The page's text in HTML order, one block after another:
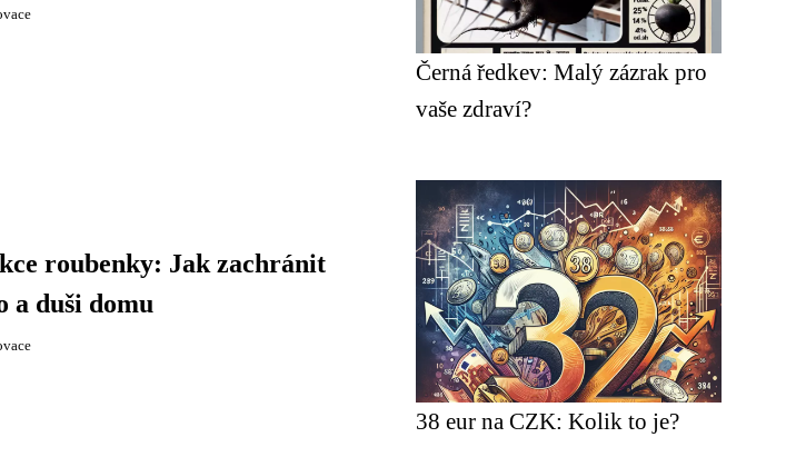
roubenky: Jak zachránit
a duši domu
Černá ředkev: Malý zázrak pro
vaše zdraví?
38 eur na CZK: Kolik to je?